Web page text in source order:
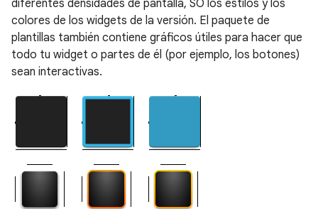
diferentes densidades de pantalla, SO los estilos y los
colores de los widgets de la versión. El paquete de
plantillas también contiene gráficos útiles para hacer que
todo tu widget o partes de él (por ejemplo, los botones)
sean interactivas.